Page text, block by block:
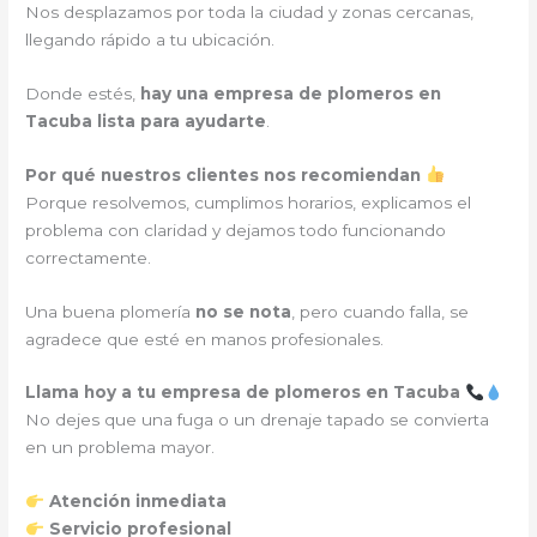
Nos desplazamos por toda la ciudad y zonas cercanas,
llegando rápido a tu ubicación.
Donde estés,
hay una empresa de plomeros en
Tacuba lista para ayudarte
Por qué nuestros clientes nos recomiendan
Porque resolvemos, cumplimos horarios, explicamos el
problema con claridad y dejamos todo funcionando
correctamente.
Una buena plomería no se nota , pero cuando falla, se
agradece que esté en manos profesionales.
Llama hoy a tu empresa de plomeros en Tacuba
No dejes que una fuga o un drenaje tapado se convierta
en un problema mayor.
Atención inmediata
Servicio profesional